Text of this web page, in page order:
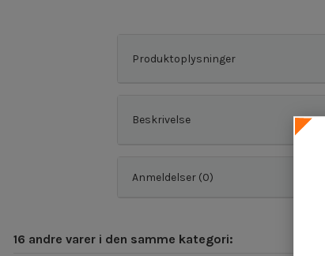
Produktoplysninger
Beskrivelse
Anmeldelser (0)
16 andre varer i den samme kategori: